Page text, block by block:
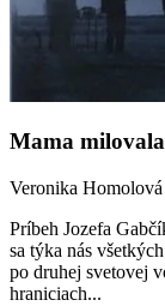
Mama
Veronika
Príbeh Jozefa
sa týka nás
po druhej svetovej
hraniciach...